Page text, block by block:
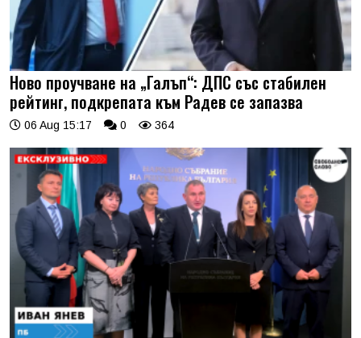
Ново проучване на „Галъп“: ДПС със стабилен
рейтинг, подкрепата към Радев се запазва
06 Aug 15:17 0 364